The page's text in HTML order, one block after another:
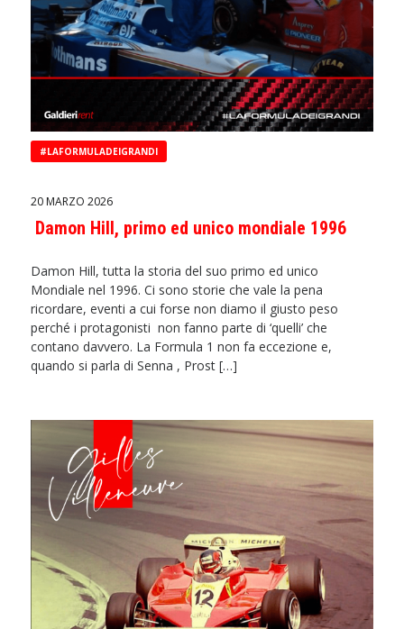
#LAFORMULADEIGRANDI
20 MARZO 2026
Damon Hill, primo ed unico mondiale 1996
Damon Hill, tutta la storia del suo primo ed unico
Mondiale nel 1996. Ci sono storie che vale la pena
ricordare, eventi a cui forse non diamo il giusto peso
perché i protagonisti non fanno parte di ‘quelli’ che
contano davvero. La Formula 1 non fa eccezione e,
quando si parla di Senna , Prost […]